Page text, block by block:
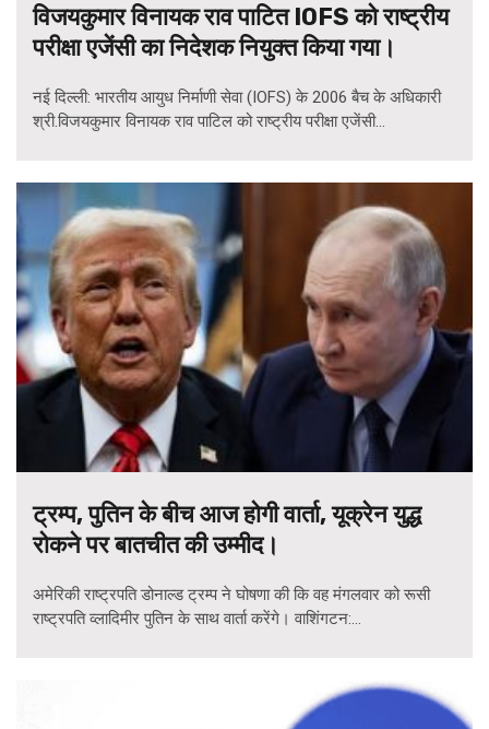
विजयकुमार विनायक राव पाटित IOFS को राष्ट्रीय
परीक्षा एजेंसी का निदेशक नियुक्त किया गया।
नई दिल्ली: भारतीय आयुध निर्माणी सेवा (IOFS) के 2006 बैच के अधिकारी
श्री.विजयकुमार विनायक राव पाटिल को राष्ट्रीय परीक्षा एजेंसी...
ट्रम्प, पुतिन के बीच आज होगी वार्ता, यूक्रेन युद्ध
रोकने पर बातचीत की उम्मीद।
अमेरिकी राष्ट्रपति डोनाल्ड ट्रम्प ने घोषणा की कि वह मंगलवार को रूसी
राष्ट्रपति व्लादिमीर पुतिन के साथ वार्ता करेंगे। वाशिंगटन:...